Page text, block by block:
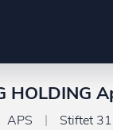
HOLDING
APS Stiftet